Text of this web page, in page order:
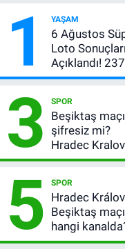
1 YAŞAM
6 Ağustos
Loto Sonuçları
Açıklandı! 237
Milyon TL’lik
3 SPOR
Beşiktaş maçı
şifresiz mi?
Hradec
Beşiktaş
kaçta?
5 SPOR
Hradec
Beşiktaş maçı
hangi
Şifresiz canlı